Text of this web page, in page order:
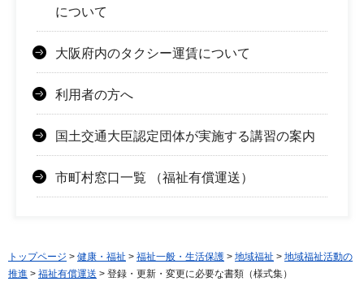
について
大阪府内のタクシー運賃について
利用者の方へ
国土交通大臣認定団体が実施する講習の案内
市町村窓口一覧 （福祉有償運送）
トップページ > 健康・福祉 > 福祉一般・生活保護 > 地域福祉 > 地域福祉活動の
推進 > 福祉有償運送 > 登録・更新・変更に必要な書類（様式集）